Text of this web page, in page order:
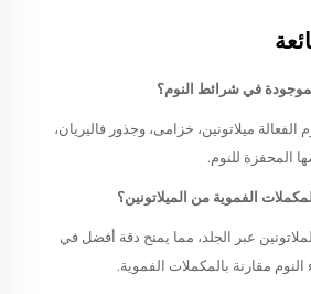
في شرائط النوم؟
ميلاتونين، خزامى، وجذور فاليريان،
المحفزة للنوم.
الفموية من الميلاتونين؟
عبر الجلد، مما يمنح دقة أفضل في
مقارنة بالمكملات الفموية.